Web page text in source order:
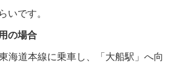
いです。
の場合
海道本線に乗車し、「大船駅」へ向